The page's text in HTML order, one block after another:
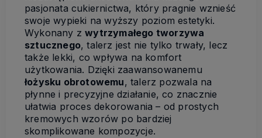
pasjonata cukiernictwa, który pragnie wznieść
swoje wypieki na wyższy poziom estetyki.
Wykonany zwytrzymałego tworzywa
sztucznego, talerz jest nie tylko trwały, lecz
także lekki, co wpływa na komfort
użytkowania. Dzięki zaawansowanemu
łożysku obrotowemu, talerz pozwala na
płynne i precyzyjne działanie, co znacznie
ułatwia proces dekorowania – od prostych
kremowych wzorów po bardziej
skomplikowane kompozycje.